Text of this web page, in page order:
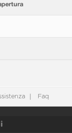
Faq